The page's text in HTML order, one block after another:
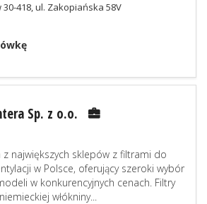
418, ul. Zakopiańska 58V
Sp. z o.o.
największych sklepów z filtrami do
w Polsce, oferujący szeroki wybór
w konkurencyjnych cenach. Filtry
włókniny...